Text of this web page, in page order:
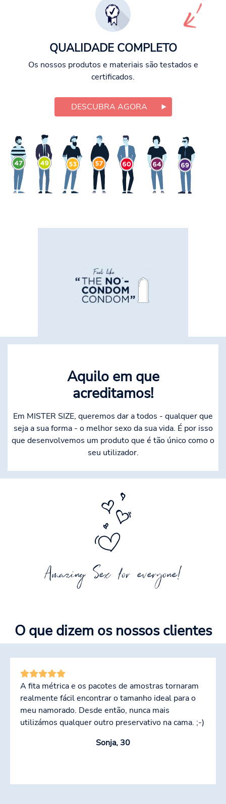
QUALIDADE COMPLETO
Os nossos produtos e materiais são testados e
certificados.
DESCUBRA AGORA
Aquilo em que
acreditamos!
Em MISTER SIZE, queremos dar a todos - qualquer que
seja a sua forma - o melhor sexo da sua vida. É por isso
que desenvolvemos um produto que é tão único como o
seu utilizador.
Amazing Sex for everyone!
O que dizem os nossos clientes
A fita métrica e os pacotes de amostras tornaram
realmente fácil encontrar o tamanho ideal para o
meu namorado. Desde então, nunca mais
utilizámos qualquer outro preservativo na cama. ;-)
Sonja, 30